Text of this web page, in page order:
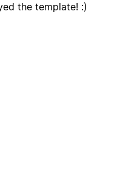
the template! :)